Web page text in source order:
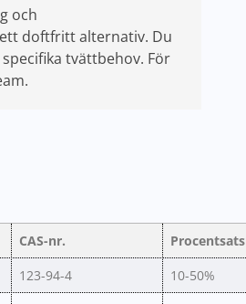
och
doftfritt alternativ. Du
tvättbehov. För
CAS-nr.
Procentsats
123-94-4
10-50%